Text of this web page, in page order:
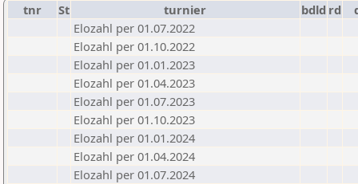
tnr St turnier bdld rd
Elozahl per 01.07.2022
Elozahl per 01.10.2022
Elozahl per 01.01.2023
Elozahl per 01.04.2023
Elozahl per 01.07.2023
Elozahl per 01.10.2023
Elozahl per 01.01.2024
Elozahl per 01.04.2024
Elozahl per 01.07.2024